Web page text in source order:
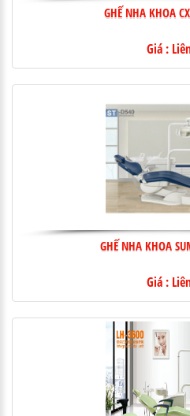
GHẾ NHA KHOA
Giá :
GHẾ NHA KHOA
Giá :